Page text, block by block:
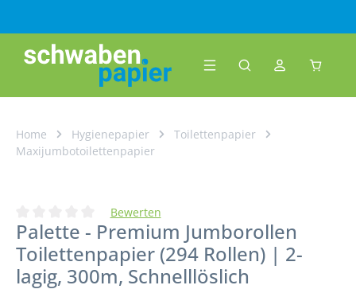
Home Hygienepapier
Toilettenpapier
Maxijumbotoilettenpapier
Durchschnittliche Bewertung von 0 von 5 Sternen
Bewerten
Palette - Premium Jumborollen
Toilettenpapier (294 Rollen) | 2-
lagig, 300m, Schnelllöslich